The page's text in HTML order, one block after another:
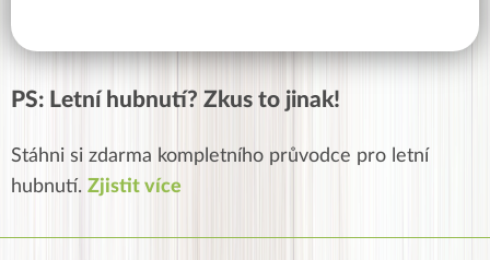
PS: Letní hubnutí? Zkus to jinak!
Stáhni si zdarma kompletního průvodce pro letní
hubnutí. Zjistit více